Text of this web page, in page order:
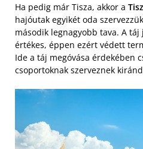
Ha pedig már Tisza, akkor a
hajóutak egyikét oda
második legnagyobb tava. A
értékes, éppen ezért védett
Ide a táj megóvása érdekében
csoportoknak szerveznek